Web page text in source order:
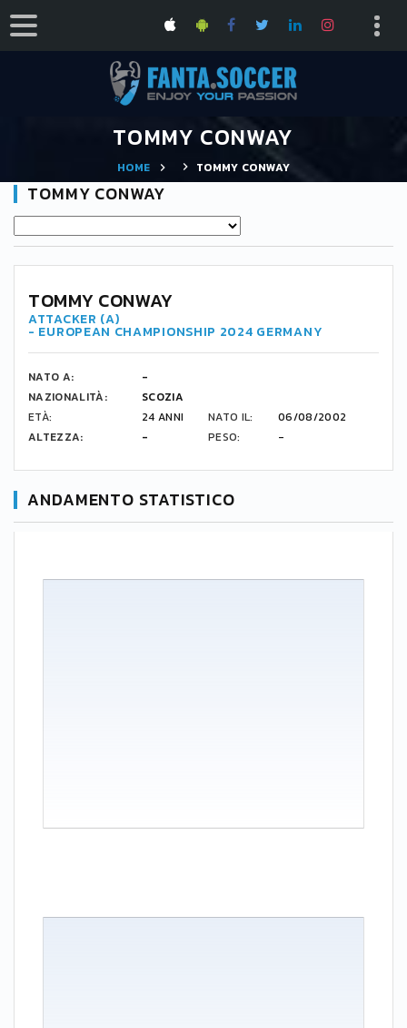
TOMMY CONWAY
HOME TOMMY CONWAY
TOMMY CONWAY
-
TOMMY CONWAY
ATTACKER (A)
- EUROPEAN CHAMPIONSHIP 2024 GERMANY
NATO A:
-
NAZIONALITÀ:
SCOZIA
ETÀ:
24 ANNI NATO IL:
06/08/2002
ALTEZZA:
- PESO: -
ANDAMENTO STATISTICO